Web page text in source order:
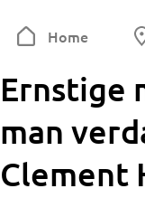
Home
Ernstige
man
Clement